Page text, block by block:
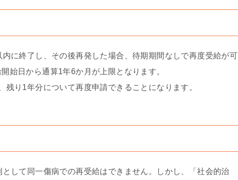
に終了し、その後再発した場合、待期期間なしで再度受給が可
始日から通算1年6か月が上限となります。
り1年分について再度申請できることになります。
して同一傷病での再受給はできません。しかし、「社会的治